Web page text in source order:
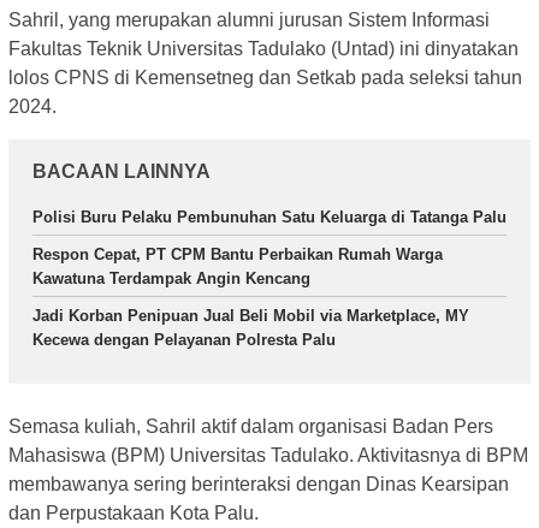
Sahril, yang merupakan alumni jurusan Sistem Informasi
Fakultas Teknik Universitas Tadulako (Untad) ini dinyatakan
lolos CPNS di Kemensetneg dan Setkab pada seleksi tahun
2024.
BACAAN LAINNYA
Polisi Buru Pelaku Pembunuhan Satu Keluarga di Tatanga Palu
Respon Cepat, PT CPM Bantu Perbaikan Rumah Warga
Kawatuna Terdampak Angin Kencang
Jadi Korban Penipuan Jual Beli Mobil via Marketplace, MY
Kecewa dengan Pelayanan Polresta Palu
Semasa kuliah, Sahril aktif dalam organisasi Badan Pers
Mahasiswa (BPM) Universitas Tadulako. Aktivitasnya di BPM
membawanya sering berinteraksi dengan Dinas Kearsipan
dan Perpustakaan Kota Palu.